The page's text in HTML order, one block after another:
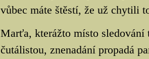
vůbec máte štěstí, že už chytili
Marťa, kterážto místo
čutálistou, znenadání propadá